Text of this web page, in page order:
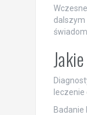
dalszym
leczenie
Badanie